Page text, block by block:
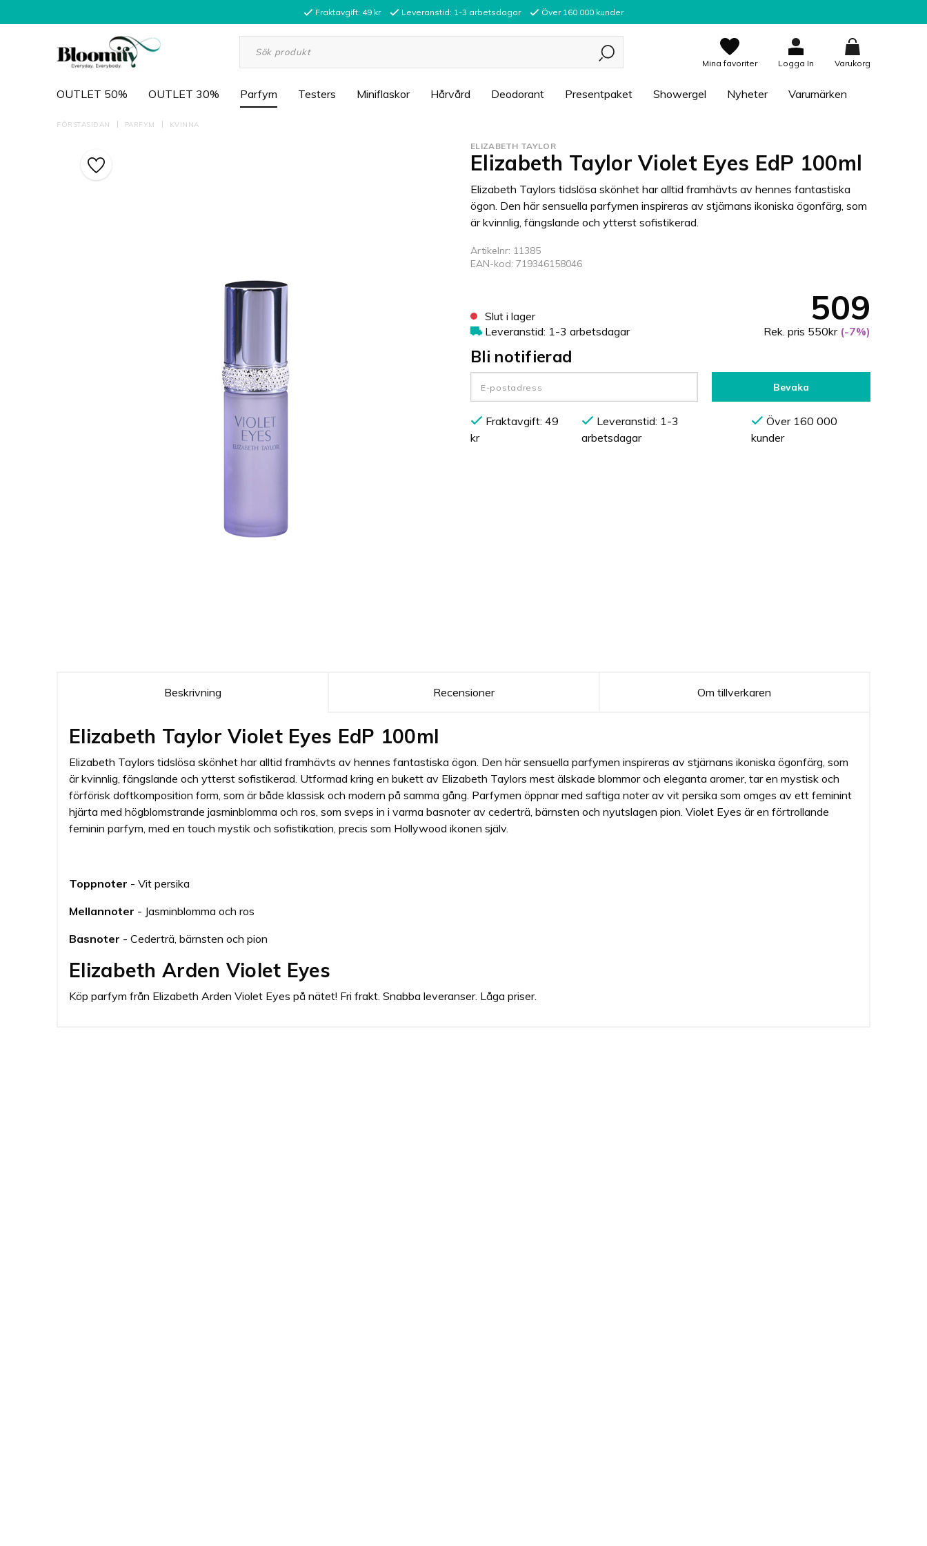
Fraktavgift: 49 kr Leveranstid: 1-3 arbetsdagar Över 160 000 kunder
Varukorg
Logga In
Mina favoriter
OUTLET 50% OUTLET 30% Parfym Testers Miniflaskor Hårvård Deodorant Presentpaket Showergel Nyheter Varumärken
FÖRSTASIDAN PARFYM KVINNA
ELIZABETH TAYLOR
Elizabeth Taylor Violet Eyes EdP 100ml
Elizabeth Taylors tidslösa skönhet har alltid framhävts av hennes fantastiska
ögon. Den här sensuella parfymen inspireras av stjärnans ikoniska ögonfärg, som
är kvinnlig, fängslande och ytterst sofistikerad.
Artikelnr: 11385
EAN-kod: 719346158046
Slut i lager
Leveranstid: 1-3 arbetsdagar
509
Rek. pris 550kr (-7%)
Bli notifierad
Bevaka
Fraktavgift: 49
kr
Leveranstid: 1-3
arbetsdagar
Över 160 000
kunder
Beskrivning Recensioner Om tillverkaren
Elizabeth Taylor Violet Eyes EdP 100ml
Elizabeth Taylors tidslösa skönhet har alltid framhävts av hennes fantastiska ögon. Den här sensuella parfymen inspireras av stjärnans ikoniska ögonfärg, som
är kvinnlig, fängslande och ytterst sofistikerad. Utformad kring en bukett av Elizabeth Taylors mest älskade blommor och eleganta aromer, tar en mystisk och
förförisk doftkomposition form, som är både klassisk och modern på samma gång. Parfymen öppnar med saftiga noter av vit persika som omges av ett feminint
hjärta med högblomstrande jasminblomma och ros, som sveps in i varma basnoter av cederträ, bärnsten och nyutslagen pion. Violet Eyes är en förtrollande
feminin parfym, med en touch mystik och sofistikation, precis som Hollywood ikonen själv.
Toppnoter - Vit persika
Mellannoter - Jasminblomma och ros
Basnoter - Cederträ, bärnsten och pion
Elizabeth Arden Violet Eyes
Köp parfym från Elizabeth Arden Violet Eyes på nätet! Fri frakt. Snabba leveranser. Låga priser.